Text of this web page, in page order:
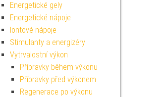
Energetické gely
Energetické nápoje
Iontové nápoje
Stimulanty a energizéry
Vytrvalostní výkon
Přípravky během výkonu
Přípravky před výkonem
Regenerace po výkonu